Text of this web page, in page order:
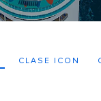
CLASE ICON